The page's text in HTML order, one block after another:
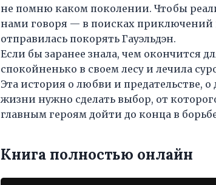
не помню каком поколении. Чтобы
нами говоря — в поисках
отправилась покорять Гауэльдэн.
Если бы заранее знала, чем окончится
спокойненько в своем лесу и лечила
Эта история о любви и предательстве,
жизни нужно сделать выбор, от
главным героям дойти до конца в
Книга полностью онлайн